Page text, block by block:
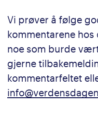
Vi prøver å følge
kommentarene
noe som burde
gjerne
kommentarfeltet